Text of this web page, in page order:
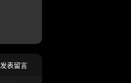
发表留言